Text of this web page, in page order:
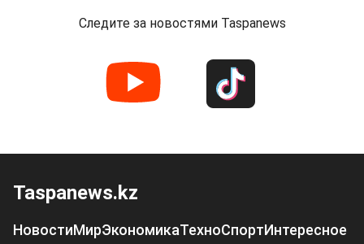
Следите за новостями Taspanews
Taspanews.kz
НовостиМирЭкономикаТехноСпортИнтересное